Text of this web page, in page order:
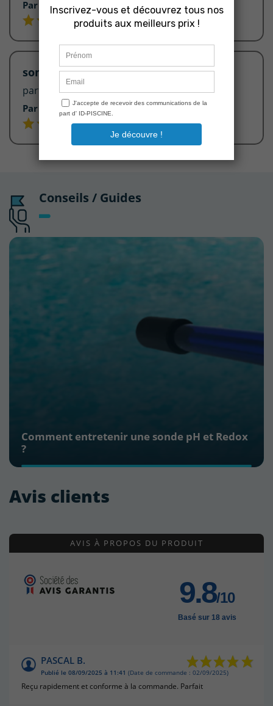
(1 avis)
Par Christine A. 27/05/2020 10:47
sonde pH
parfait
Par Sandrine C.11/06/2015 17:09
Conseils / Guides
Comment entretenir une sonde pH et Redox
?
Avis clients
AVIS À PROPOS DU PRODUIT
9.8/10
Basé sur 18 avis
PASCAL B.
Publié le 08/09/2025 à 11:41 (Date de commande : 02/09/2025)
Reçu rapidement et conforme à la commande. Parfait